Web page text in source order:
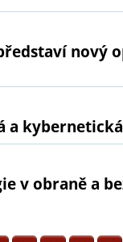
nový
a
v obraně a